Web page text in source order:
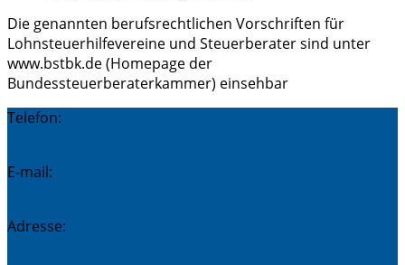
Die genannten berufsrechtlichen Vorschriften für
Lohnsteuerhilfevereine und Steuerberater sind unter
www.bstbk.de (Homepage der
Bundessteuerberaterkammer) einsehbar
Telefon:
E-mail:
Adresse: